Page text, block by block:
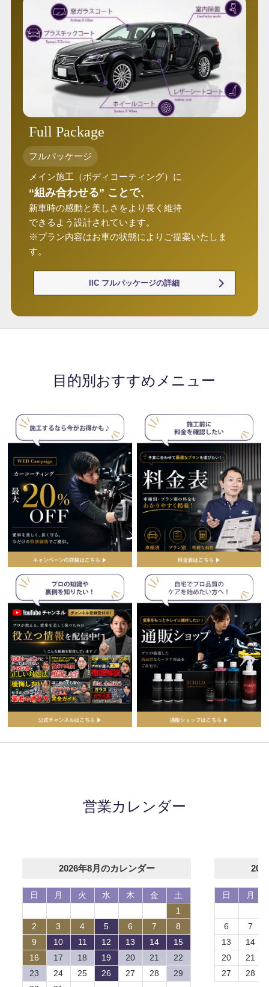
Full Package
フルパッケージ
メイン施工（ボディコーティング）に
“組み合わせる” ことで、
新車時の感動と美しさをより長く維持
できるよう設計されています。
※プラン内容はお車の状態によりご提案いたしま
す。
IIC フルパッケージの詳細
目的別おすすめメニュー
営業カレンダー
2026年8月のカレンダー
日 月 火 水 木 金
土
1
2
3 4 5 6 7
8
9
10 11 12 13 14
15
16
17 18 19 20 21
22
23
24 25 26 27 28
29
日 月
6
7
13
14
20
21
27
28